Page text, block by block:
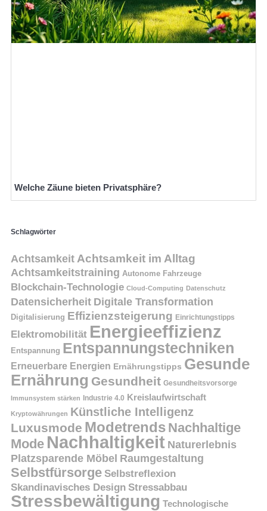
Welche Zäune bieten Privatsphäre?
Schlagwörter
Achtsamkeit Achtsamkeit im Alltag
Achtsamkeitstraining Autonome Fahrzeuge
Blockchain-Technologie Cloud-Computing Datenschutz
Datensicherheit Digitale Transformation
Digitalisierung Effizienzsteigerung Einrichtungstipps
Elektromobilität Energieeffizienz
Entspannung Entspannungstechniken
Erneuerbare Energien Ernährungstipps Gesunde
Ernährung Gesundheit Gesundheitsvorsorge
Immunsystem stärken Industrie 4.0 Kreislaufwirtschaft
Kryptowährungen Künstliche Intelligenz
Luxusmode Modetrends Nachhaltige
Mode Nachhaltigkeit Naturerlebnis
Platzsparende Möbel Raumgestaltung
Selbstfürsorge Selbstreflexion
Skandinavisches Design Stressabbau
Stressbewältigung Technologische